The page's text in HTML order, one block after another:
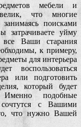
мебели и
что многие
поисками
затрачиваете уйму
Ваши старания
к примеру,
для интерьера
воспользоваться
или подготовить
который будет
подобные
с Вашими
что нужно Вашей